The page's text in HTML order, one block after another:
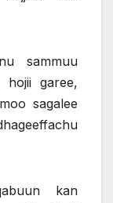
sammuu
hojii garee,
sagalee
kan